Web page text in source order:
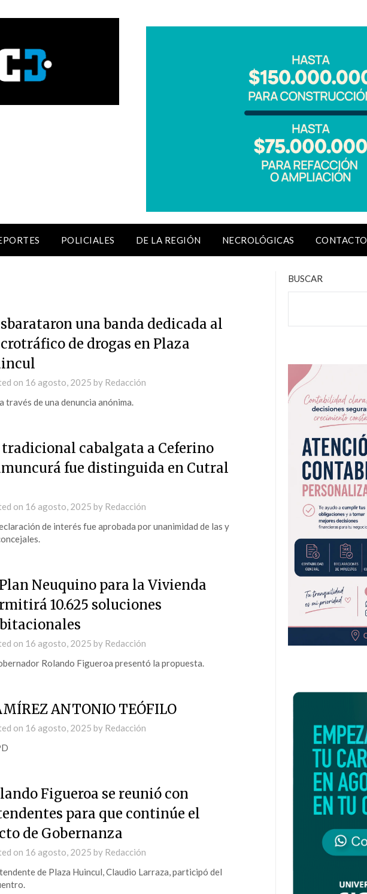
POLICIALES DE LA REGIÓN NECROLÓGICAS CONTACTO
una banda dedicada al
de drogas en Plaza
on 16 agosto, 2025 by Redacción
través de una denuncia anónima.
cabalgata a Ceferino
fue distinguida en Cutral
on 16 agosto, 2025 by Redacción
de interés fue aprobada por unanimidad de las y
Neuquino para la Vivienda
10.625 soluciones
on 16 agosto, 2025 by Redacción
Rolando Figueroa presentó la propuesta.
ANTONIO TEÓFILO
on 16 agosto, 2025 by Redacción
Figueroa se reunió con
para que continúe el
de Gobernanza
on 16 agosto, 2025 by Redacción
de Plaza Huincul, Claudio Larraza, participó del
BUSCAR